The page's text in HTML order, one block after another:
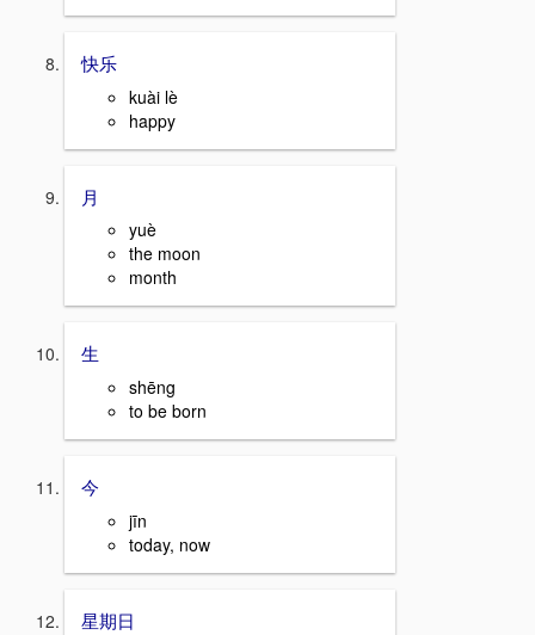
快乐
kuài lè
happy
月
yuè
the moon
month
生
shēng
to be born
今
jīn
today, now
星期日